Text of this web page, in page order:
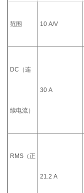
范围 10 A/V
DC（连
续电流）
30 A
RMS（正
21.2 A